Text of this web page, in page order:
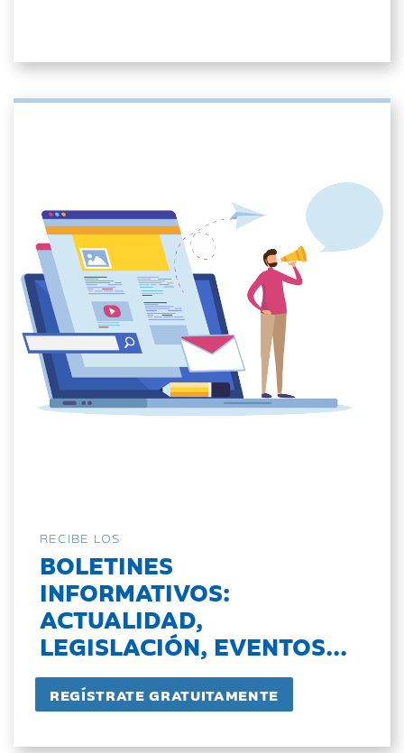
RECIBE LOS
BOLETINES
INFORMATIVOS:
ACTUALIDAD,
LEGISLACIÓN, EVENTOS...